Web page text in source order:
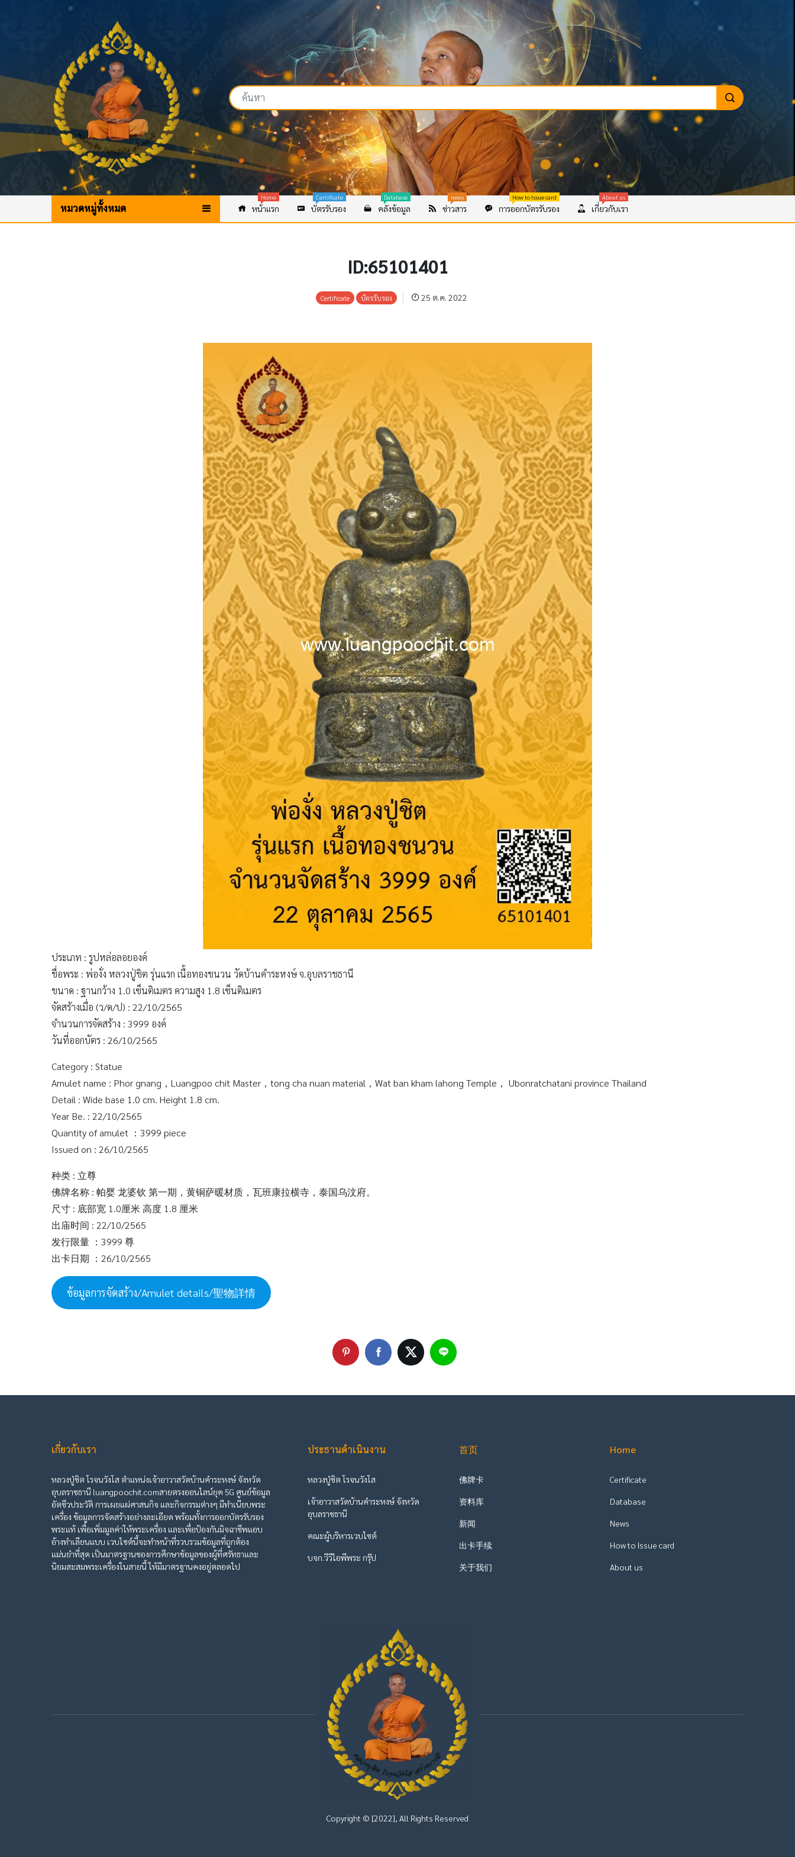
หมวดหมู่ทั้งหมด หน้าแรก
Home
บัตรรับรอง
Certificate
คลังข้อมูล
Database
ข่าวสาร
news
การออกบัตรรับรอง
How to Issue card
เกี่ยวกับเรา
About us
ID:65101401
Certificate บัตรรับรอง 25 ต.ค. 2022
ประเภท : รูปหล่อลอยองค์
ชื่อพระ : พ่องั่ง หลวงปู่ชิต รุ่นแรก เนื้อทองชนวน วัดบ้านคำระหงษ์ จ.อุบลราชธานี
ขนาด : ฐานกว้าง 1.0 เซ็นติเมตร ความสูง 1.8 เซ็นติเมตร
จัดสร้างเมื่อ (ว/ด/ป) : 22/10/2565
จำนวนการจัดสร้าง : 3999 องค์
วันที่ออกบัตร : 26/10/2565
Category : Statue
Amulet name : Phor gnang，Luangpoo chit Master，tong cha nuan material，Wat ban kham lahong Temple， Ubonratchatani province Thailand
Detail : Wide base 1.0 cm. Height 1.8 cm.
Year Be. : 22/10/2565
Quantity of amulet ：3999 piece
Issued on : 26/10/2565
种类 : 立尊
佛牌名称 : 帕婴 龙婆钦 第一期，黄铜萨暖材质，瓦班康拉横寺，泰国乌汶府。
尺寸 : 底部宽 1.0厘米 高度 1.8 厘米
出庙时间 : 22/10/2565
发行限量 ：3999 尊
出卡日期 ：26/10/2565
ข้อมูลการจัดสร้าง/Amulet details/聖物詳情
เกี่ยวกับเรา
หลวงปู่ชิต โรจนวังโส ตำแหน่งเจ้าอาวาสวัดบ้านคำระหงษ์ จังหวัด
อุบลราชธานี luangpoochit.comสายตรงออนไลน์ยุค 5G ศูนย์ข้อมูล
อัตชีวประวัติ การเผยแผ่ศาสนกิจ และกิจกรรมต่างๆ มีทำเนียบพระ
เครื่อง ข้อมูลการจัดสร้างอย่างละเอียด พร้อมทั้งการออกบัตรรับรอง
พระแท้ เพื่อเพิ่มมูลค่าให้พระเครื่อง และเพื่อป้องกันมิจฉาชีพแอบ
อ้างทำเลียนแบบ เวบไซต์นี้จะทำหน้าที่รวบรวมข้อมูลที่ถูกต้อง
แม่นยำที่สุด เป็นมาตรฐานของการศึกษาข้อมูลของผู้ที่ศรัทธาและ
นิยมสะสมพระเครื่องในสายนี้ ให้มีมาตรฐานคงอยู่ตลอดไป
ประธานดำเนินงาน
หลวงปู่ชิต โรจนวังโส
เจ้าอาวาสวัดบ้านคำระหงษ์ จังหวัด
อุบลราชธานี
คณะผู้บริหารเวบไซต์
บจก.วีวีไอพีพระ กรุ๊ป
首页
佛牌卡
资料库
新闻
出卡手续
关于我们
Home
Certificate
Database
News
How to Issue card
About us
Copyright © [2022], All Rights Reserved